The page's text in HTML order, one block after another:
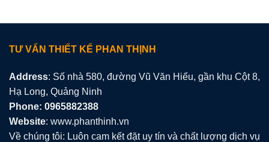
TƯ VẤN THIẾT KẾ PHAN THỊNH
Address: Số nhà 580, đường Vũ Văn Hiếu, gần khu Cột 8,
Hạ Long, Quảng Ninh
Phone: 0965882388
Website: www.phanthinh.vn
Về chúng tôi: Luôn cam kết đặt uy tín và chất lượng dịch vụ